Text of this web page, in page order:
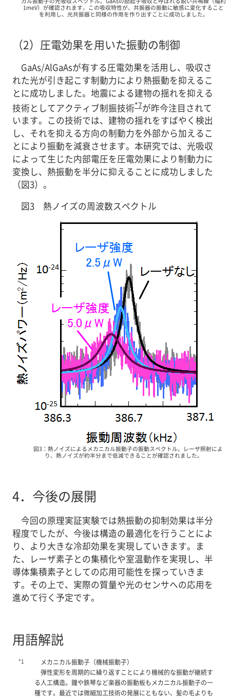
1meV）が確認されます。この吸収特性が、共振器の振動に敏感に変化すること
を利用し、光共振器と同様の作用を作り出すことに成功しました。
（2） 圧電効果を用いた振動の制御
GaAs/AlGaAsが有する圧電効果を活用し、吸収さ
れた光が引き起こす制動力により熱振動を抑えるこ
とに成功しました。地震による建物の揺れを抑える
技術としてアクティブ制振技術*7が昨今注目されて
います。この技術では、建物の揺れをすばやく検出
し、それを抑える方向の制動力を外部から加えるこ
とにより振動を減衰させます。本研究では、光吸収
によって生じた内部電圧を圧電効果により制動力に
変換し、熱振動を半分に抑えることに成功しました
（図3）。
図3 熱ノイズの周波数スペクトル
図3：熱ノイズによるメカニカル振動子の振動スペクトル。レーザ照射によ
り、熱ノイズが約半分まで低減できることが確認されました。
4． 今後の展開
今回の原理実証実験では熱振動の抑制効果は半分
程度でしたが、今後は構造の最適化を行うことによ
り、より大きな冷却効果を実現していきます。ま
た、レーザ素子との集積化や室温動作を実現し、半
導体集積素子としての応用可能性を探っていきま
す。その上で、実際の質量や光のセンサへの応用を
進めて行く予定です。
用語解説
*1
メカニカル振動子（機械振動子）
弾性変形を周期的に繰り返すことにより機械的な振動が継続す
る人工構造。鐘や鉄琴など楽器の振動板もメカニカル振動子の一
種です。最近では微細加工技術の発展にともない、髪の毛よりも